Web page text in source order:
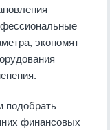
экономят
подобрать
финансовых